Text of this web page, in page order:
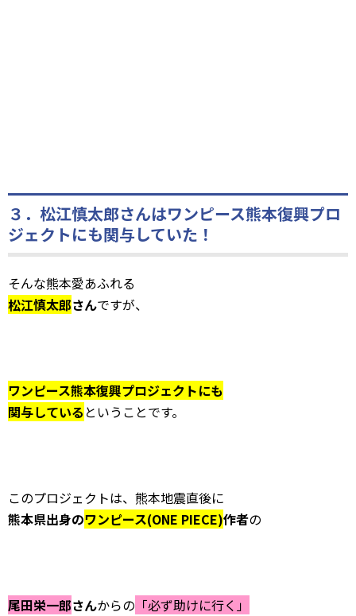
３．松江慎太郎さんはワンピース熊本復興プロ
ジェクトにも関与していた！
そんな熊本愛あふれる
松江慎太郎さんですが、
ワンピース熊本復興プロジェクトにも
関与している ということです。
このプロジェクトは、熊本地震直後に
熊本県出身のワンピース(ONE PIECE)作者の
尾田栄一郎さんからの 「必ず助けに行く」